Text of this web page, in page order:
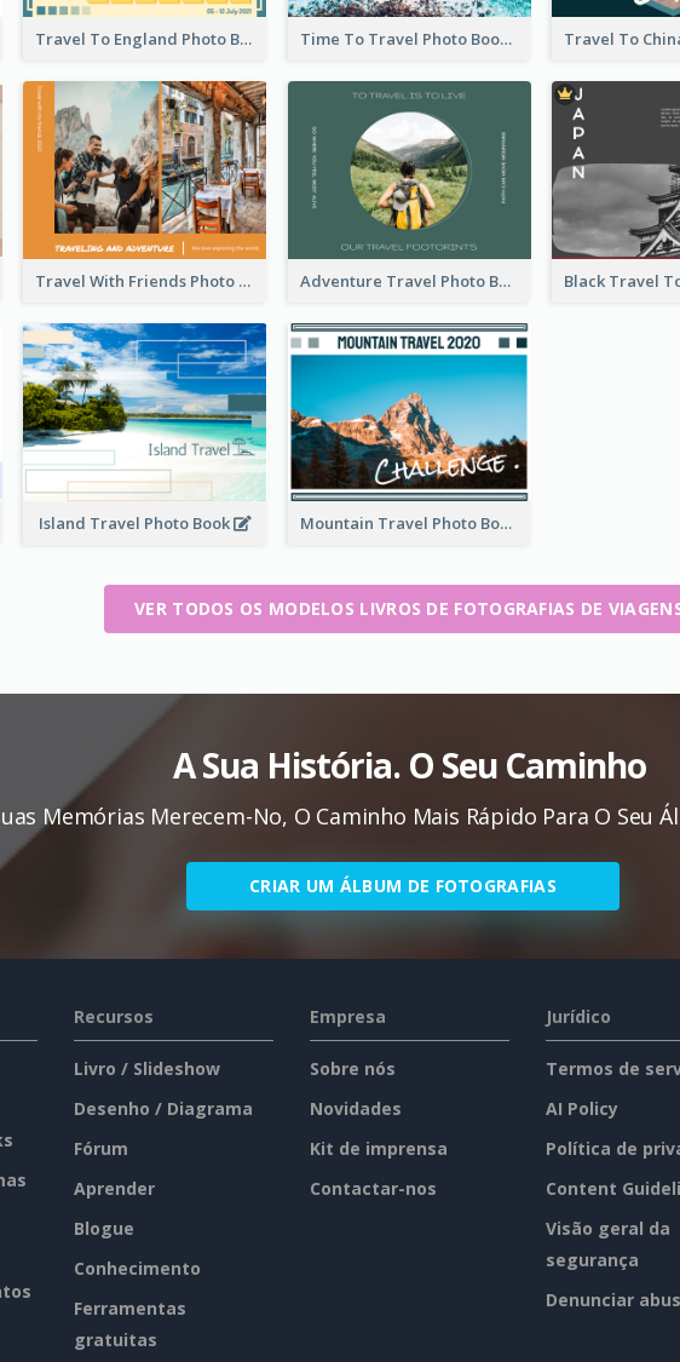
Travel To England Photo Book Time To Travel Photo Book
Travel With Friends Photo Book Adventure Travel Photo Book
Island Travel Photo Book Mountain Travel Photo Book
VER TODOS OS MODELOS LIVROS DE FOTOGRAFIAS DE
A Sua História. O Seu Caminho
Memórias Merecem-No, O Caminho Mais Rápido Para O Seu
CRIAR UM ÁLBUM DE FOTOGRAFIAS
Recursos
Livro / Slideshow
Desenho / Diagrama
Fórum
Aprender
Blogue
Conhecimento
Ferramentas
gratuitas
Empresa
Sobre nós
Novidades
Kit de imprensa
Contactar-nos
Jurídico
Termos de
AI Policy
Política de
Content
Visão geral da
segurança
Denunciar